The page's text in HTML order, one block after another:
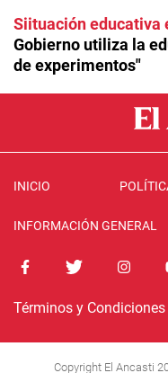
Siituación educativa
Gobierno utiliza la
de experimentos"
INICIO
INFORMACIÓN GENERAL
Términos y Condiciones
Copyright El Ancasti